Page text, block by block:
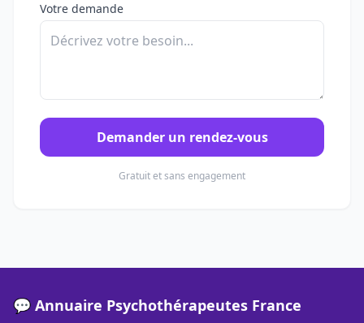
Votre demande
Demander un rendez-vous
Gratuit et sans engagement
💬 Annuaire Psychothérapeutes France